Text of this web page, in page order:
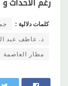
كلمات دلالية :
د. عاطف عبد
مطار العاصمة